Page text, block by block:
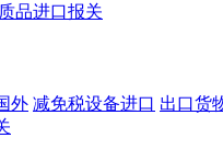
品进口报关
外 减免税设备进口 出口货